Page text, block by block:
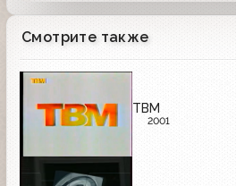
Смотрите также
ТВМ
2001